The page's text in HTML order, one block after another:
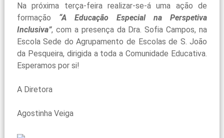
Na próxima terça-feira realizar-se-á uma ação de
formação “A Educação Especial na Perspetiva
Inclusiva”, com a presença da Dra. Sofia Campos, na
Escola Sede do Agrupamento de Escolas de S. João
da Pesqueira, dirigida a toda a Comunidade Educativa.
Esperamos por si!
A Diretora
Agostinha Veiga